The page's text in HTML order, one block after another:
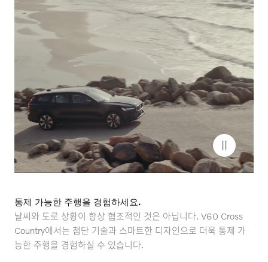
통제 가능한 주행을 경험하세요.
날씨와 도로 상황이 항상 협조적인 것은 아닙니다. V60 Cross
Country에서는 첨단 기술과 스마트한 디자인으로 더욱 통제 가
능한 주행을 경험하실 수 있습니다.